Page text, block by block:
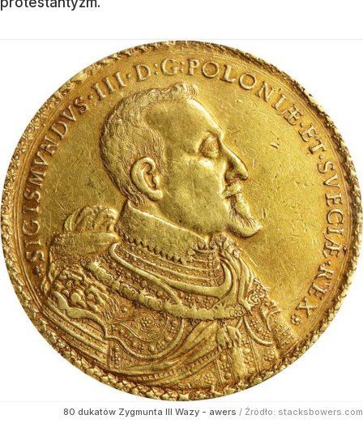
80 dukatów Zygmunta III Wazy - awers / Źródło: stacksbowers.com